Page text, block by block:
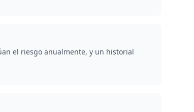
el riesgo anualmente, y un historial